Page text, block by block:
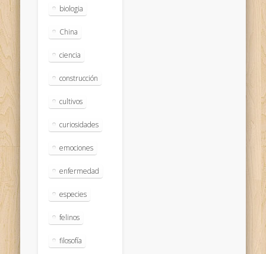
biologia
China
ciencia
construcción
cultivos
curiosidades
emociones
enfermedad
especies
felinos
filosofía